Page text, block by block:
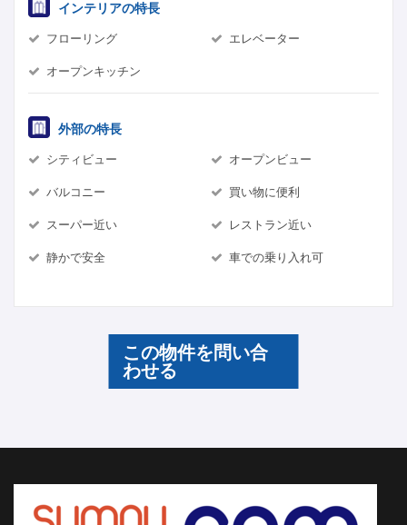
インテリアの特長
フローリング エレベーター
オープンキッチン
外部の特長
シティビュー オープンビュー
バルコニー 買い物に便利
スーパー近い レストラン近い
静かで安全 車での乗り入れ可
この物件を問い合
わせる